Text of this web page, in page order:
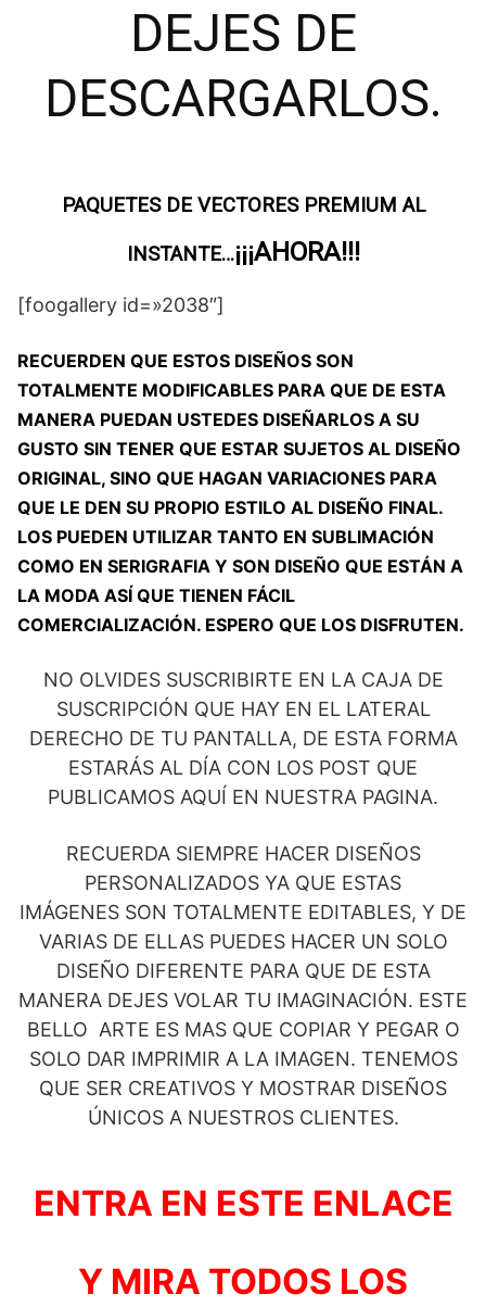
DEJES DE
DESCARGARLOS.
PAQUETES DE VECTORES PREMIUM AL
INSTANTE…¡¡¡AHORA!!!
[foogallery id=»2038″]
RECUERDEN QUE ESTOS DISEÑOS SON
TOTALMENTE MODIFICABLES PARA QUE DE ESTA
MANERA PUEDAN USTEDES DISEÑARLOS A SU
GUSTO SIN TENER QUE ESTAR SUJETOS AL DISEÑO
ORIGINAL, SINO QUE HAGAN VARIACIONES PARA
QUE LE DEN SU PROPIO ESTILO AL DISEÑO FINAL.
LOS PUEDEN UTILIZAR TANTO EN SUBLIMACIÓN
COMO EN SERIGRAFIA Y SON DISEÑO QUE ESTÁN A
LA MODA ASÍ QUE TIENEN FÁCIL
COMERCIALIZACIÓN. ESPERO QUE LOS DISFRUTEN.
NO OLVIDES SUSCRIBIRTE EN LA CAJA DE
SUSCRIPCIÓN QUE HAY EN EL LATERAL
DERECHO DE TU PANTALLA, DE ESTA FORMA
ESTARÁS AL DÍA CON LOS POST QUE
PUBLICAMOS AQUÍ EN NUESTRA PAGINA.
RECUERDA SIEMPRE HACER DISEÑOS
PERSONALIZADOS YA QUE ESTAS
IMÁGENES SON TOTALMENTE EDITABLES, Y DE
VARIAS DE ELLAS PUEDES HACER UN SOLO
DISEÑO DIFERENTE PARA QUE DE ESTA
MANERA DEJES VOLAR TU IMAGINACIÓN. ESTE
BELLO ARTE ES MAS QUE COPIAR Y PEGAR O
SOLO DAR IMPRIMIR A LA IMAGEN. TENEMOS
QUE SER CREATIVOS Y MOSTRAR DISEÑOS
ÚNICOS A NUESTROS CLIENTES.
ENTRA EN ESTE ENLACE
Y MIRA TODOS LOS